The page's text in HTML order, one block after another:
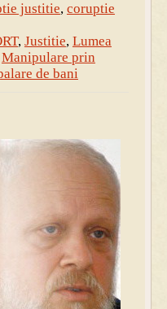
justitie, coruptie
, Justitie, Lumea
Manipulare prin
de bani